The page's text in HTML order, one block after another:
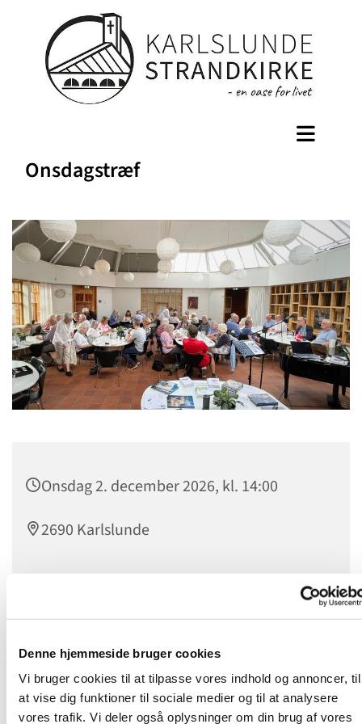
Denne hjemmeside bruger cookies
Vi bruger cookies til at tilpasse vores indhold og annoncer, til
at vise dig funktioner til sociale medier og til at analysere
vores trafik. Vi deler også oplysninger om din brug af vores
Onsdagstræf
Onsdag 2. december 2026, kl. 14:00
2690 Karlslunde
Onsdagstræfer et levende fællesskab for alle, som kan
kaffebord og hyggeligt samvær, hvor nye venskaber
opstår. Udover kaffe og lækker kage, oplever vi en
spændende og let tilgængelig undervisning fra et stykke i
Bibelen, eller vi hører en fortælling fra en